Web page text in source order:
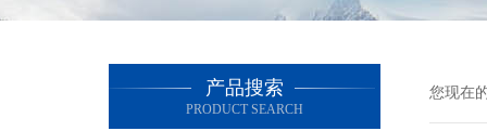
产品搜索
PRODUCT SEARCH
您现在